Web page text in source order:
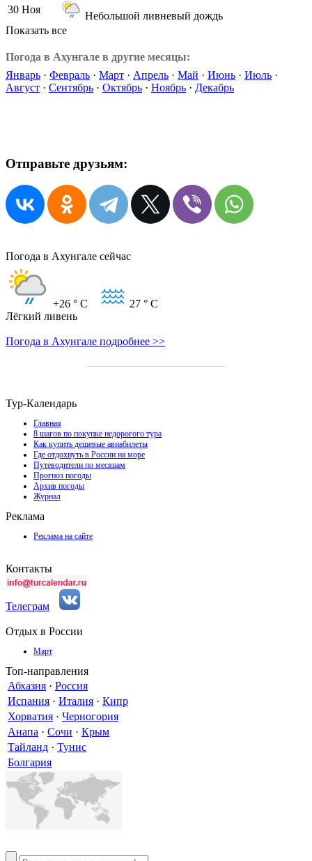
30 Ноя
Небольшой ливневый дождь
Показать все
Погода в Ахунгале в другие месяцы:
Январь · Февраль · Март · Апрель · Май · Июнь · Июль ·
Август · Сентябрь · Октябрь · Ноябрь · Декабрь
Отправьте друзьям:
Погода в Ахунгале сейчас
+26 ° C 27 ° C
Лёгкий ливень
Погода в Ахунгале подробнее >>
Тур-Календарь
Главная
8 шагов по покупке недорогого тура
Как купить дешевые авиабилеты
Где отдохнуть в России на море
Путеводители по месяцам
Прогноз погоды
Архив погоды
Журнал
Реклама
Реклама на сайте
Контакты
Телеграм
Отдых в России
Март
Топ-направления
Абхазия · Россия
Испания · Италия · Кипр
Хорватия · Черногория
Анапа · Сочи · Крым
Тайланд · Тунис
Болгария